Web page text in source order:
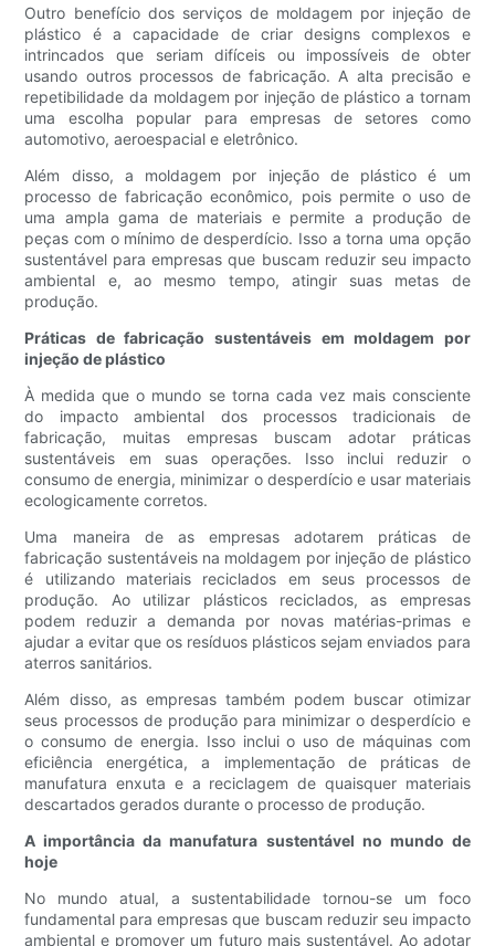
Outro benefício dos serviços de moldagem por injeção de
plástico é a capacidade de criar designs complexos e
intrincados que seriam difíceis ou impossíveis de obter
usando outros processos de fabricação. A alta precisão e
repetibilidade da moldagem por injeção de plástico a tornam
uma escolha popular para empresas de setores como
automotivo, aeroespacial e eletrônico.
Além disso, a moldagem por injeção de plástico é um
processo de fabricação econômico, pois permite o uso de
uma ampla gama de materiais e permite a produção de
peças com o mínimo de desperdício. Isso a torna uma opção
sustentável para empresas que buscam reduzir seu impacto
ambiental e, ao mesmo tempo, atingir suas metas de
produção.
Práticas de fabricação sustentáveis ​​em moldagem por
injeção de plástico
À medida que o mundo se torna cada vez mais consciente
do impacto ambiental dos processos tradicionais de
fabricação, muitas empresas buscam adotar práticas
sustentáveis ​​em suas operações. Isso inclui reduzir o
consumo de energia, minimizar o desperdício e usar materiais
ecologicamente corretos.
Uma maneira de as empresas adotarem práticas de
fabricação sustentáveis ​​na moldagem por injeção de plástico
é utilizando materiais reciclados em seus processos de
produção. Ao utilizar plásticos reciclados, as empresas
podem reduzir a demanda por novas matérias-primas e
ajudar a evitar que os resíduos plásticos sejam enviados para
aterros sanitários.
Além disso, as empresas também podem buscar otimizar
seus processos de produção para minimizar o desperdício e
o consumo de energia. Isso inclui o uso de máquinas com
eficiência energética, a implementação de práticas de
manufatura enxuta e a reciclagem de quaisquer materiais
descartados gerados durante o processo de produção.
A importância da manufatura sustentável no mundo de
hoje
No mundo atual, a sustentabilidade tornou-se um foco
fundamental para empresas que buscam reduzir seu impacto
ambiental e promover um futuro mais sustentável. Ao adotar